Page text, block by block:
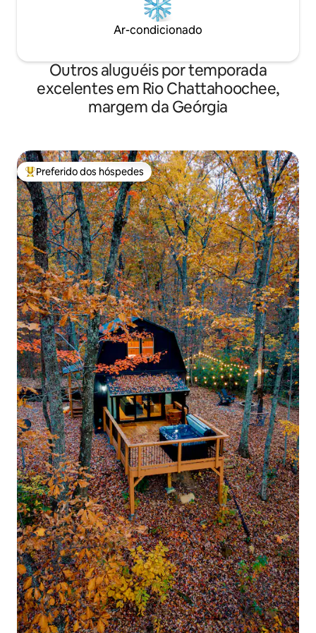
Ar-condicionado
Outros aluguéis por temporada
excelentes em Rio Chattahoochee,
margem da Geórgia
Entre os melhores preferidos dos hóspedes
Preferido dos hóspedes